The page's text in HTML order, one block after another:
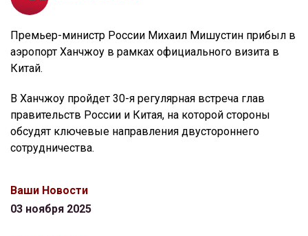
Премьер-министр России Михаил Мишустин прибыл в
аэропорт Ханчжоу в рамках официального визита в
Китай.
В Ханчжоу пройдет 30-я регулярная встреча глав
правительств России и Китая, на которой стороны
обсудят ключевые направления двустороннего
сотрудничества.
Ваши Новости
03 ноября 2025